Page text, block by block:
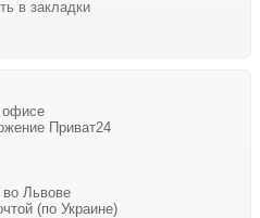
в закладки
офисе
Приват24
Львове
(по Украине)